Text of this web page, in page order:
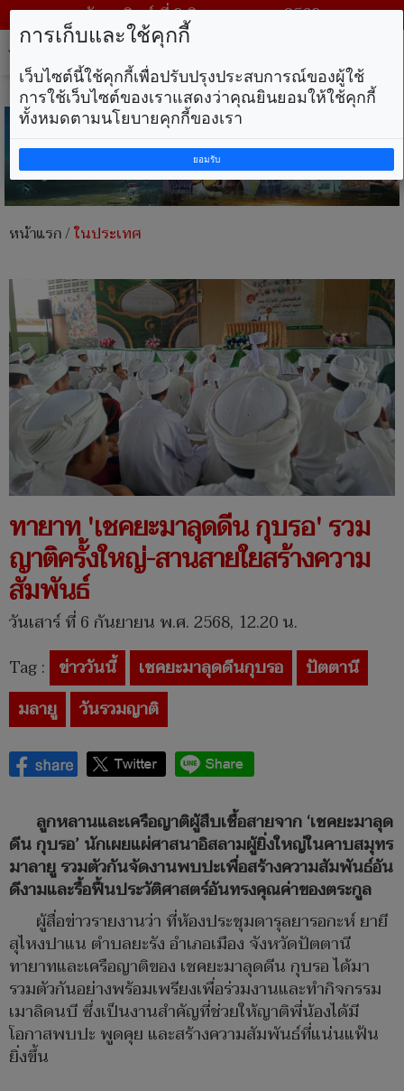
วันอาทิตย์ ที่ 9 สิงหาคม พ.ศ. 2569
หน้าแรก/ในประเทศ
ทายาท 'เชคยะมาลุดดีน กุบรอ' รวม
ญาติครั้งใหญ่-สานสายใยสร้างความ
สัมพันธ์
วันเสาร์ ที่ 6 กันยายน พ.ศ. 2568, 12.20 น.
Tag : ข่าววันนี้ เชคยะมาลุดดีนกุบรอ
ปัตตานี
มลายู
วันรวมญาติ
ลูกหลานและเครือญาติผู้สืบเชื้อสายจาก‘เชคยะมาลุด
ดีน กุบรอ’ นักเผยแผ่ศาสนาอิสลามผู้ยิ่งใหญ่ในคาบสมุทร
มาลายู รวมตัวกันจัดงานพบปะเพื่อสร้างความสัมพันธ์อัน
ดีงามและรื้อฟื้นประวัติศาสตร์อันทรงคุณค่าของตระกูล
ผู้สื่อข่าวรายงานว่า ที่ห้องประชุมดารุลยารอกะห์ ยายี
สุไหงปาแน ตำบลยะรัง อำเภอเมือง จังหวัดปัตตานี
ทายาทและเครือญาติของ เชคยะมาลุดดีน กุบรอ ได้มา
รวมตัวกันอย่างพร้อมเพรียงเพื่อร่วมงานและทำกิจกรรม
เมาลิดนบี ซึ่งเป็นงานสำคัญที่ช่วยให้ญาติพี่น้องได้มี
โอกาสพบปะ พูดคุย และสร้างความสัมพันธ์ที่แน่นแฟ้น
ยิ่งขึ้น
การเก็บและใช้คุกกี้
เว็บไซต์นี้ใช้คุกกี้เพื่อปรับปรุงประสบการณ์ของผู้ใช้
การใช้เว็บไซต์ของเราแสดงว่าคุณยินยอมให้ใช้คุกกี้
ทั้งหมดตามนโยบายคุกกี้ของเรา
ยอมรับ